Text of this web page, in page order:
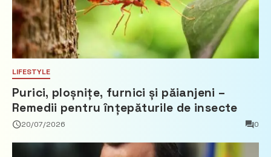
LIFESTYLE
Purici, ploșnițe, furnici și păianjeni –
Remedii pentru înțepăturile de insecte
20/07/2026 0